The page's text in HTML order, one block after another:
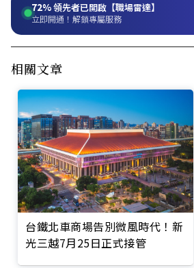
72%領先者已開啟【職場雷達】
立即開通！解鎖專屬服務
相關文章
台鐵北車商場告別微風時代！新
光三越7月25日正式接管